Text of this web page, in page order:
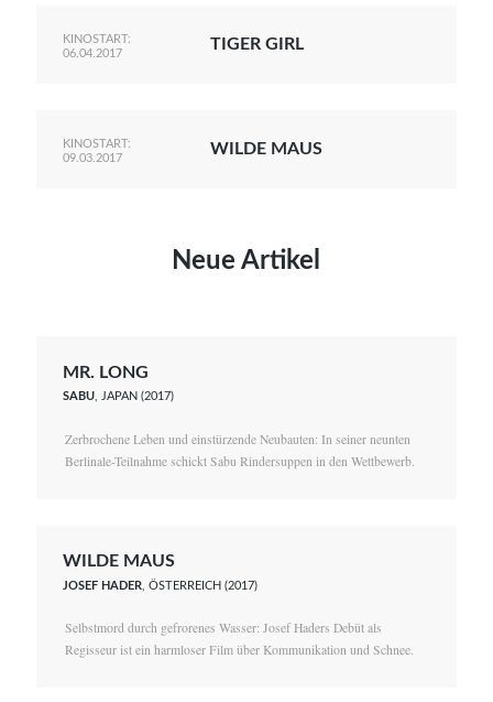
KINOSTART:
06.04.2017
TIGER GIRL
KINOSTART:
09.03.2017
WILDE MAUS
Neue Artikel
MR. LONG
SABU, JAPAN (2017)
Zerbrochene Leben und einstürzende Neubauten: In seiner neunten
Berlinale-Teilnahme schickt Sabu Rindersuppen in den Wettbewerb.
WILDE MAUS
JOSEF HADER , ÖSTERREICH (2017)
Selbstmord durch gefrorenes Wasser: Josef Haders Debüt als
Regisseur ist ein harmloser Film über Kommunikation und Schnee.